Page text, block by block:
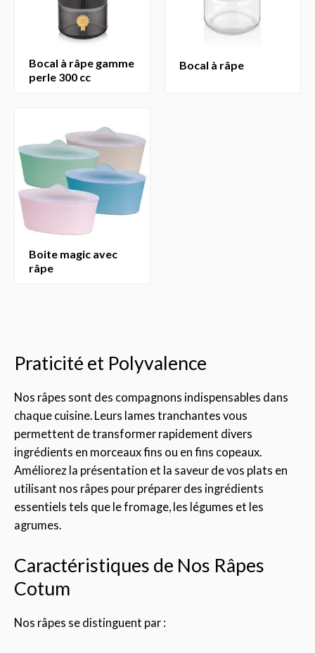
bocal à râpe gamme
perle 300 cc
bocal à râpe
boite magic avec
râpe
Praticité et Polyvalence
Nos râpes sont des compagnons indispensables dans
chaque cuisine. Leurs lames tranchantes vous
permettent de transformer rapidement divers
ingrédients en morceaux fins ou en fins copeaux.
Améliorez la présentation et la saveur de vos plats en
utilisant nos râpes pour préparer des ingrédients
essentiels tels que le fromage, les légumes et les
agrumes.
Caractéristiques de Nos Râpes
Cotum
Nos râpes se distinguent par :